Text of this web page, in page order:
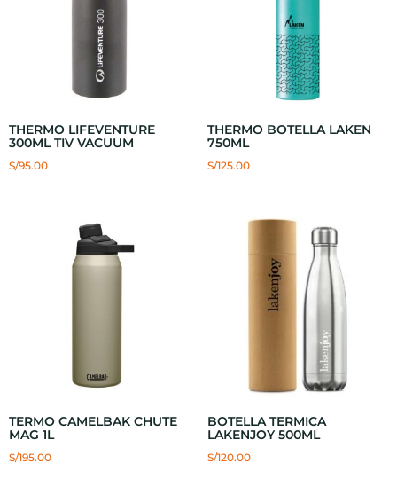
THERMO LIFEVENTURE
300ML TIV VACUUM
S/95.00
THERMO BOTELLA LAKEN
750ML
S/125.00
TERMO CAMELBAK CHUTE
MAG 1L
S/195.00
BOTELLA TERMICA
LAKENJOY 500ML
S/120.00